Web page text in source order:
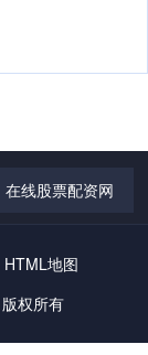
在线股票配资网
HTML地图
版权所有